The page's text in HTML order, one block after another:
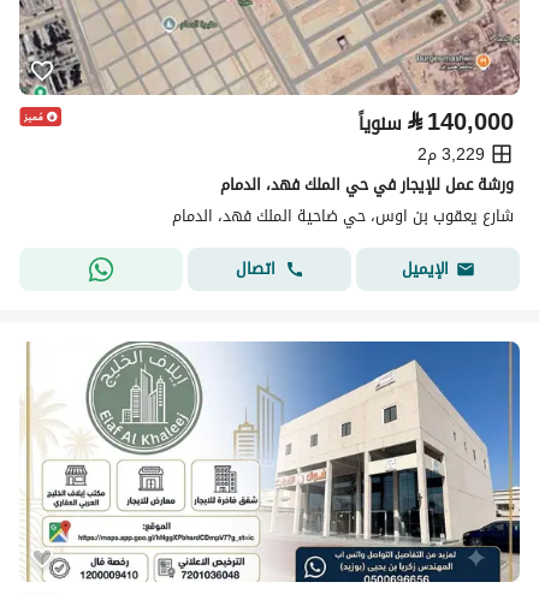
⃁140,000 سنوياً
3,229 م2
ورشة عمل للإيجار في حي الملك فهد، الدمام
شارع يعقوب بن اوس، حي ضاحية الملك فهد، الدمام
الإيميل
اتصال